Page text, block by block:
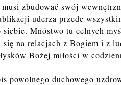
zbudować swój
uderza przede
Mnóstwo tu celnych
na relacjach z Bogiem i z
Bożej miłości w
powolnego duchowego